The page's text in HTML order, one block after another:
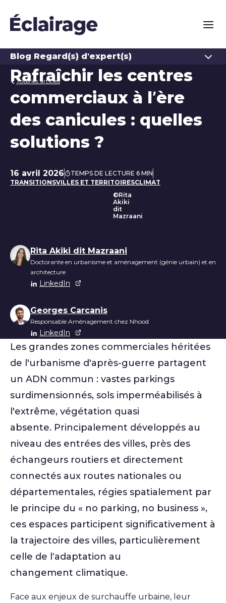
Blog Regard(s) d'expert(s)
Tous les articles
Rafraîchir les centres
commerciaux à l’ère
des canicules : quelles
solutions ?
Date de publication
16 avril 2026
TEMPS DE LECTURE 6 MIN
TRANSITIONSVILLES ET TERRITOIRESCLIMAT
©Rita
Akiki
dit
Mazraani
Liste des auteurs
Rita Akiki dit Mazraani
Doctorante en urbanisme et aménagement (génie urbain) et en
architecture
LinkedIn
Georges Carcanis
Responsable Aménagement chez Nhood
LinkedIn
Les grandes zones commerciales héritées
de l'urbanisme d'après-guerre partagent
un ADN commun : vastes parkings
surdimensionnés, sols imperméabilisés à
l'extrême, végétation quasi
absente. Principalement développés au
niveau des entrées des villes, près des
échangeurs routiers et directement
connectés aux routes nationales ou
départementales, régies spatialement par
le principe du « no parking, no business »,
ces espaces participent significativement à
la trajectoire des villes, particulièrement
celle de l’adaptation au
changement climatique.
Face aux enjeux de surchauffe urbaine, leur